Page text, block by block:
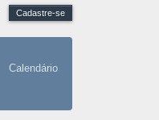
Cadastre-se
Calendário